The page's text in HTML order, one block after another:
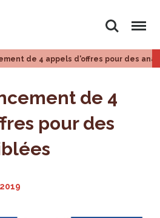
Search Menu
de 4 appels d'offres pour des
de 4
pour des